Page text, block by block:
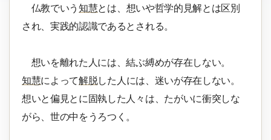
仏教でいう知慧とは、想いや哲学的見解とは区別
され、実践的認識であるとされる。
想いを離れた人には、結ぶ縛めが存在しない。
知慧によって解脱した人には、迷いが存在しない。
想いと偏見とに固執した人々は、たがいに衝突しな
がら、世の中をうろつく。